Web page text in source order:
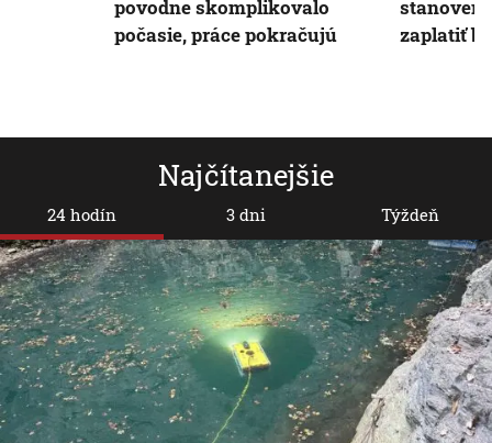
Najčítanejšie
24 hodín 3 dni Týždeň
povodne skomplikovalo
počasie, práce pokračujú
zaplatiť